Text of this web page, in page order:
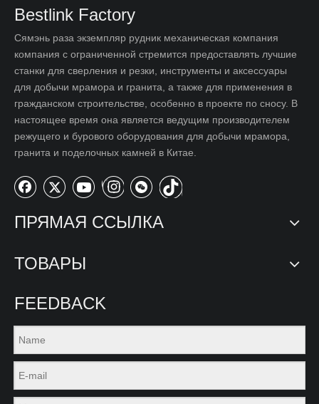
Bestlink Factory
Сямэнь раза экземпляр рудник механическая компания
компания с ограниченной стремится предоставлять лучшие
станки для сверления и резки, инструменты и аксессуары
для добычи мрамора и гранита, а также для применения в
гражданском строительстве, особенно в проекте по сносу. В
настоящее время она является ведущим производителем
режущего и бурового оборудования для добычи мрамора,
гранита и поделочных камней в Китае.
ПРЯМАЯ ССЫЛКА
ТОВАРЫ
FEEDBACK